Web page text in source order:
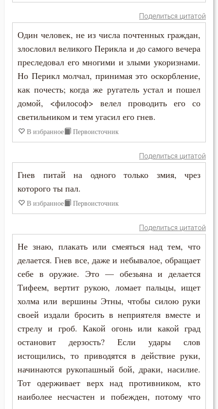
Ведение
Вечные муки
Воплощение
Воскресение Христово
Воспитание
Гнев
Гонение
Господь
Девство
Деньги
Добро
Добродетель
Дух Святой
Исаак Сирин Ниневийский
Исидор Пелусиот
Исихий Иерусалимский
Лев Оптинский (Наголкин)
Макарий Оптинский (Иванов)
Марк Подвижник
Никита Стифат
Никон Оптинский (Беляев)
Нил Синайский
Серафим Саровский
Симеон Новый Богослов
Тихон Задонский
Феодор Эдесский
Феофан Затворник
Поделиться цитатой
Один человек, не из числа почтенных граждан,
злословил великого Перикла и до самого вечера
преследовал его многими и злыми укоризнами.
Но Перикл молчал, принимая это оскорбление,
как почесть; когда же ругатель устал и пошел
домой, <философ> велел проводить его со
светильником и тем угасил его гнев.
В избранное Первоисточник
Поделиться цитатой
Гнев питай на одного только змия, чрез
которого ты пал.
В избранное Первоисточник
Поделиться цитатой
Не знаю, плакать или смеяться над тем, что
делается. Гнев все, даже и небывалое, обращает
себе в оружие. Это — обезьяна и делается
Тифеем, вертит рукою, ломает пальцы, ищет
холма или вершины Этны, чтобы силою руки
своей издали бросить в неприятеля вместе и
стрелу и гроб. Какой огонь или какой град
остановит дерзость? Если удары слов
истощились, то приводятся в действие руки,
начинаются рукопашный бой, драки, насилие.
Тот одерживает верх над противником, кто
наиболее несчастен и побежден, потому что